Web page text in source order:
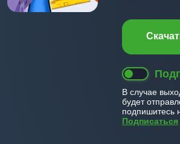
В случае
будет
подпишитесь
Подписаться